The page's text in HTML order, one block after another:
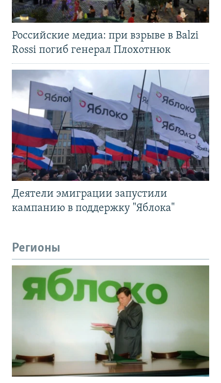
Российские медиа: при взрыве в Balzi
Rossi погиб генерал Плохотнюк
Деятели эмиграции запустили
кампанию в поддержку "Яблока"
Регионы